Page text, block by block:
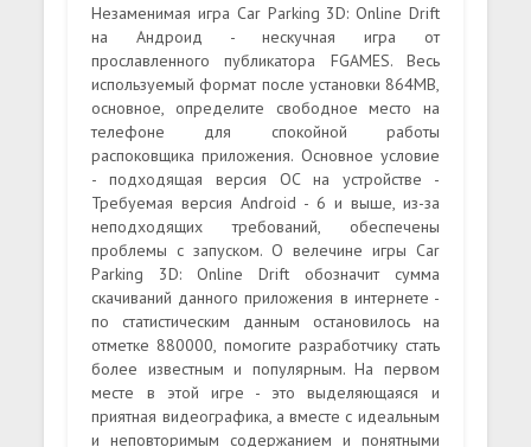
Незаменимая игра Car Parking 3D: Online Drift
на Андроид - нескучная игра от
прославленного публикатора FGAMES. Весь
используемый формат после установки 864MB,
основное, определите свободное место на
телефоне для спокойной работы
распоковщика приложения. Основное условие
- подходящая версия ОС на устройстве -
Требуемая версия Android - 6 и выше, из-за
неподходящих требований, обеспечены
проблемы с запуском. О велечине игры Car
Parking 3D: Online Drift обозначит сумма
скачиваний данного приложения в интернете -
по статистическим данным остановилось на
отметке 880000, помогите разработчику стать
более известным и популярным. На первом
месте в этой игре - это выделяющаяся и
приятная видеографика, а вместе с идеальным
и неповторимым содержанием и понятными